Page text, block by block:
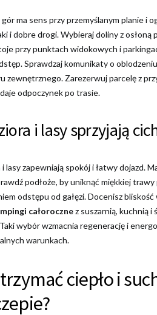
gór ma sens przy przemyślanym planie i
i dobre drogi. Wybieraj doliny z
przy punktach widokowych i
Sprawdzaj komunikaty o
zewnętrznego. Zarezerwuj parcelę z
odpoczynek po trasie.
i lasy sprzyjają
i lasy zapewniają spokój i łatwy dojazd.
podłoże, by uniknąć miękkiej
odstępu od gałęzi. Docenisz
całorocznez suszarnią, kuchnią
wybór wzmacnia regenerację i
warunkach.
ciepło i